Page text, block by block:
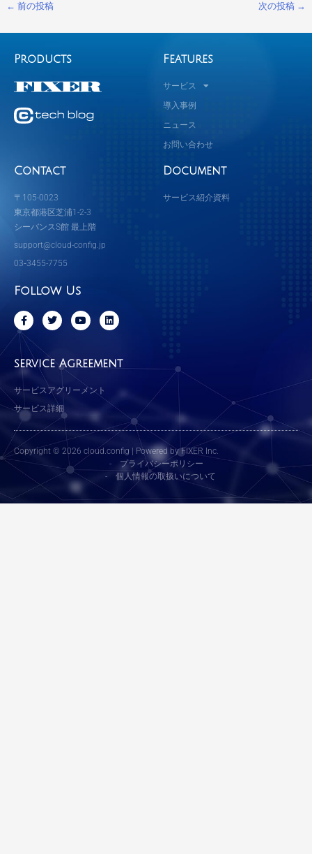
← 前の投稿 次の投稿 →
Products Features
サービス
導入事例
ニュース
お問い合わせ
Contact
〒105-0023
東京都港区芝浦1-2-3
シーバンスS館 最上階
support@cloud-config.jp
03‐3455-7755
Document
サービス紹介資料
Follow Us
F
a
c
e
o
o
-
f
T
w
i
e
Y
o
u
b
L
i
n
d
service Agreement
サービスアグリーメント
サービス詳細
Copyright © 2026 cloud.config | Powered by FIXER Inc.
-
プライバシーポリシー
- 個人情報の取扱いについて